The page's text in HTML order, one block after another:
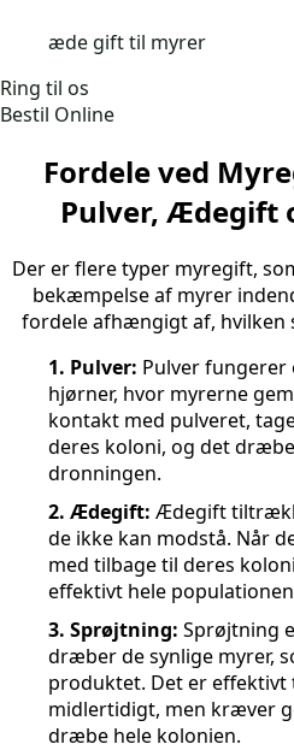
æde gift til myrer
Ring til os
Bestil Online
Fordele ved
Pulver, Ædegift
Der er flere typer myregift,
bekæmpelse af myrer
fordele afhængigt af, hvilken
1. Pulver: Pulver fungerer
hjørner, hvor myrerne
kontakt med pulveret,
deres koloni, og det
dronningen.
2. Ædegift: Ædegift
de ikke kan modstå. Når
med tilbage til deres
effektivt hele
3. Sprøjtning: Sprøjtning
dræber de synlige myrer,
produktet. Det er
midlertidigt, men kræver
dræbe hele kolonien.